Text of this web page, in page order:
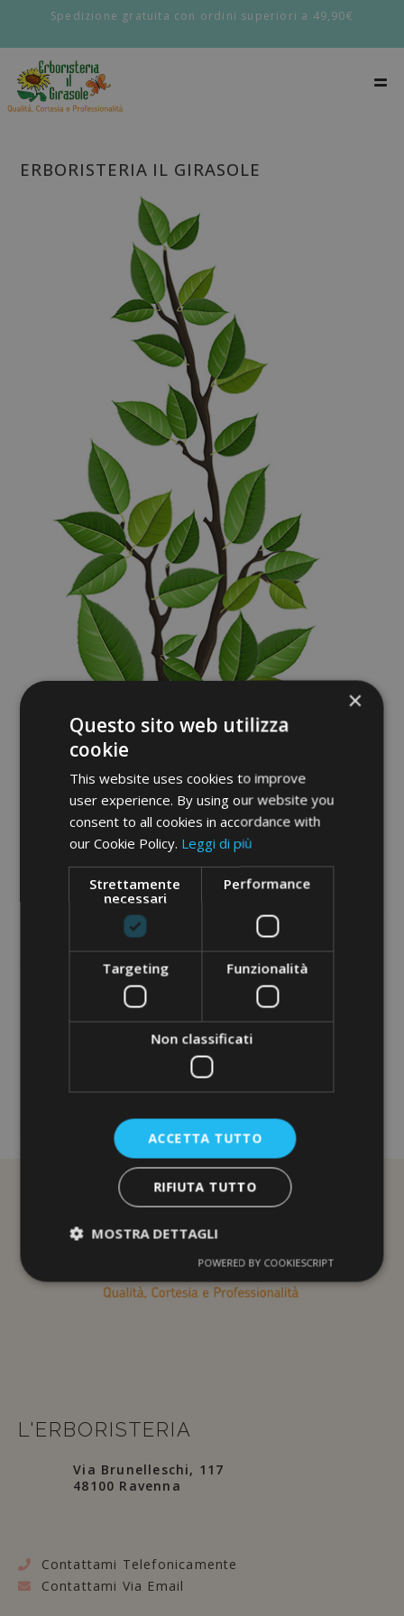
Spedizione gratuita con ordini superiori a 49,90€
ERBORISTERIA IL GIRASOLE
No image description ...
L'ERBORISTERIA
Via Brunelleschi, 117
48100 Ravenna
Contattami Telefonicamente
Contattami Via Email
×
Questo sito web utilizza
cookie
This website uses cookies to improve
user experience. By using our website you
consent to all cookies in accordance with
our Cookie Policy. Leggi di più
Strettamente
necessari
Performance
Targeting Funzionalità
Non classificati
ACCETTA TUTTO
RIFIUTA TUTTO
MOSTRA DETTAGLI
POWERED BY COOKIESCRIPT